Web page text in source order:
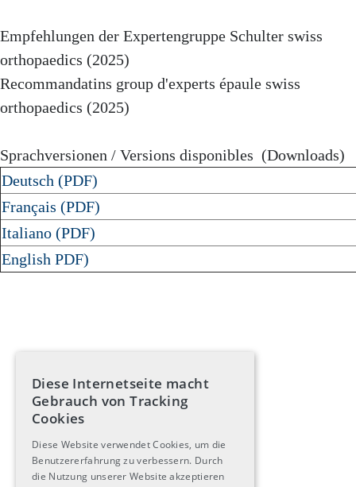
Empfehlungen der Expertengruppe Schulter swiss
orthopaedics (2025)
Recommandatins group d'experts épaule swiss
orthopaedics (2025)
Sprachversionen / Versions disponibles (Downloads)
Deutsch (PDF)
Français (PDF)
Italiano (PDF)
English PDF)
Diese Internetseite macht
Gebrauch von Tracking
Cookies
Diese Website verwendet Cookies, um die
Benutzererfahrung zu verbessern. Durch
die Nutzung unserer Website akzeptieren